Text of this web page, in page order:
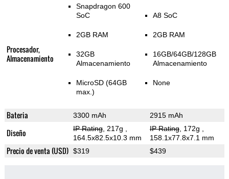
Procesador,
Almacenamiento
Snapdragon 600
SoC
2GB RAM
32GB
Almacenamiento
MicroSD (64GB
max.)
A8 SoC
2GB RAM
16GB/64GB/128GB
Almacenamiento
None
Bateria 3300 mAh 2915 mAh
Diseño IP Rating, 217g
164.5x82.5x10.3 mm
IP Rating, 172g
158.1x77.8x7.1 mm
Precio de venta (USD) $319 $439